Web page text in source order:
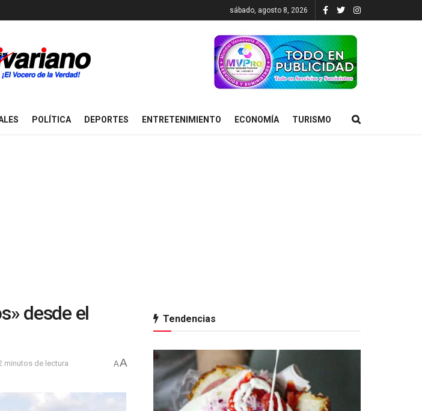
sábado, agosto 8, 2026
POLÍTICA DEPORTES ENTRETENIMIENTO ECONOMÍA TURISMO
desde el
minutos de lectura AA
Tendencias